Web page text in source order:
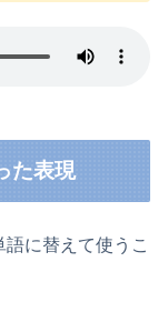
た表現
語に替えて使うこ